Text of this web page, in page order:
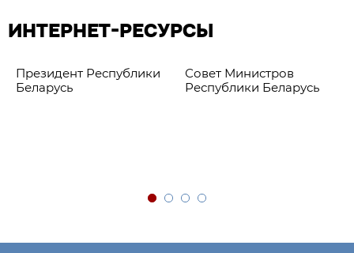
ИНТЕРНЕТ-РЕСУРСЫ
Президент Республики
Беларусь
Совет Министров
Республики Беларусь